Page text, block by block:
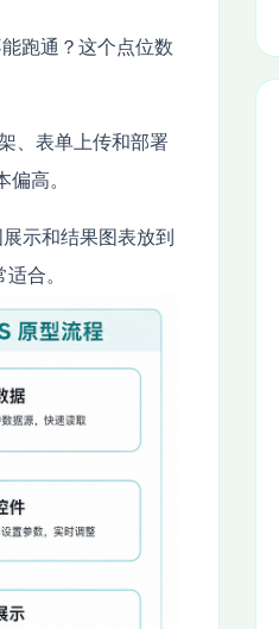
跑通？这个点位数
、表单上传和部署
高。
示和结果图表放到
合。